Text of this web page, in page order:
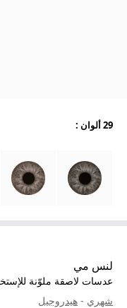
لنس مي
عدسات لاصقة ملوّنة
شهري - هيدروجيل
29 ألوان :